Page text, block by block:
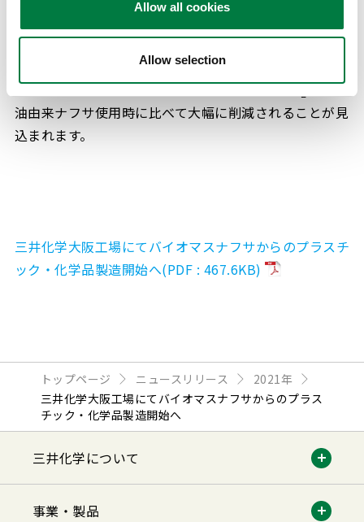
Allow all cookies
Allow selection
棄物や残渣油等を原料に製造されます。今回、バイオマ
スナフサを使用することで、原料からプラスチック製品
が廃棄されるまでのライフサイクルにおけるCO2は、石
油由来ナフサ使用時に比べて大幅に削減されることが見
込まれます。
三井化学大阪工場にてバイオマスナフサからのプラスチ
ック・化学品製造開始へ(PDF : 467.6KB)
トップページ ニュースリリース
2021年
三井化学大阪工場にてバイオマスナフサからのプラス
チック・化学品製造開始へ
三井化学について
事業・製品